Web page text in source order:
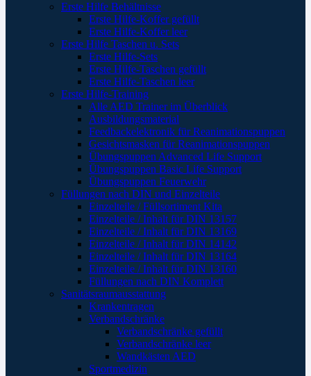
Erste Hilfe Behältnisse
Erste Hilfe-Koffer gefüllt
Erste Hilfe-Koffer leer
Erste Hilfe Taschen u. Sets
Erste Hilfe-Sets
Erste Hilfe-Taschen gefüllt
Erste Hilfe-Taschen leer
Erste Hilfe-Training
Alle AED Trainer im Überblick
Ausbildungsmaterial
Feedbackelektronik für Reanimationspuppen
Gesichtsmasken für Reanimationspuppen
Übungspuppen Advanced Life Support
Übungspuppen Basic Life Support
Übungspuppen Feuerwehr
Füllungen nach DIN und Einzelteile
Einzelteile / Füllsortiment Kita
Einzelteile / Inhalt für DIN 13157
Einzelteile / Inhalt für DIN 13169
Einzelteile / Inhalt für DIN 14142
Einzelteile / Inhalt für DIN 13164
Einzelteile / Inhalt für DIN 13160
Füllungen nach DIN Komplett
Sanitätsraumausstattung
Krankentragen
Verbandschränke
Verbandschränke gefüllt
Verbandschränke leer
Wandkästen AED
Sportmedizin